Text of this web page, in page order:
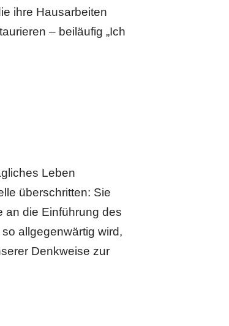
ihre Hausarbeiten
– beiläufig „Ich
Leben
überschritten: Sie
an die Einführung des
allgegenwärtig wird,
Denkweise zur